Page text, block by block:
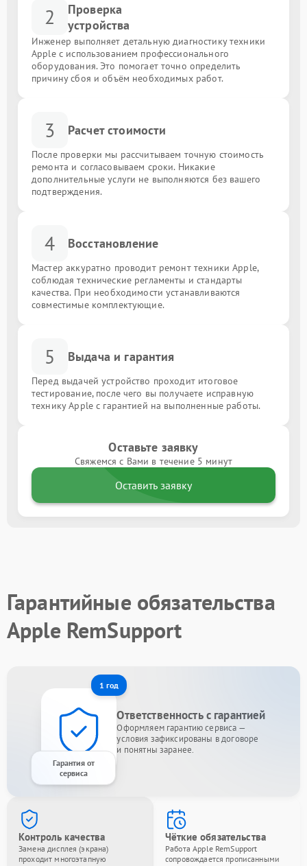
2
Проверка
устройства
Инженер выполняет детальную диагностику техники
Apple с использованием профессионального
оборудования. Это помогает точно определить
причину сбоя и объём необходимых работ.
3 Расчет стоимости
После проверки мы рассчитываем точную стоимость
ремонта и согласовываем сроки. Никакие
дополнительные услуги не выполняются без вашего
подтверждения.
4 Восстановление
Мастер аккуратно проводит ремонт техники Apple,
соблюдая технические регламенты и стандарты
качества. При необходимости устанавливаются
совместимые комплектующие.
5 Выдача и гарантия
Перед выдачей устройство проходит итоговое
тестирование, после чего вы получаете исправную
технику Apple с гарантией на выполненные работы.
Оставьте заявку
Свяжемся с Вами в течение 5 минут
Оставить заявку
Гарантийные обязательства
Apple RemSupport
1 год
Гарантия от
сервиса
Ответственность с гарантией
Оформляем гарантию сервиса —
условия зафиксированы в договоре
и понятны заранее.
Контроль качества
Замена дисплея (экрана)
проходит многоэтапную
Чёткие обязательства
Работа Apple RemSupport
сопровождается прописанными